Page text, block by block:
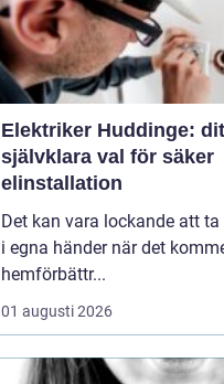
Elektriker Huddinge:
självklara val för säker
elinstallation
Det kan vara lockande att ta
i egna händer när det
hemförbättr...
01 augusti 2026